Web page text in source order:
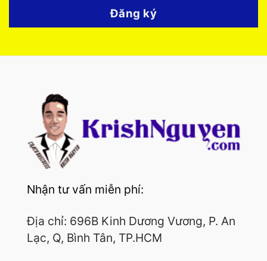
Đăng ký
Nhận tư vấn miễn phí:
Địa chỉ: 696B Kinh Dương Vương, P. An
Lạc, Q, Bình Tân, TP.HCM